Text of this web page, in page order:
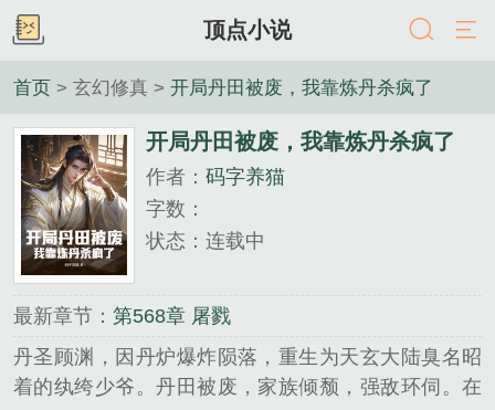
顶点小说
首页 > 玄幻修真 > 开局丹田被废，我靠炼丹杀疯了
开局丹田被废，我靠炼丹杀疯了
作者： 码字养猫
字数：
状态：连载中
最新章节： 第568章 屠戮
丹圣顾渊，因丹炉爆炸陨落，重生为天玄大陆臭名昭
着的纨绔少爷。丹田被废，家族倾颓，强敌环伺。在